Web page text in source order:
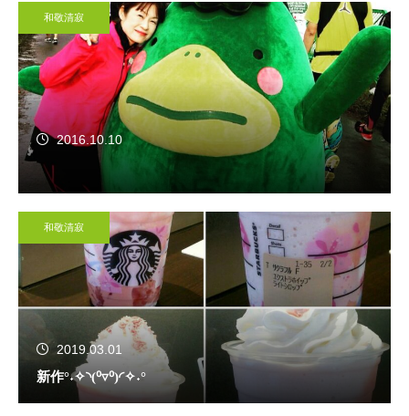
和敬清寂
2016.10.10
和敬清寂
2019.03.01
新作°˖✧◝(⁰▿⁰)◜✧˖°